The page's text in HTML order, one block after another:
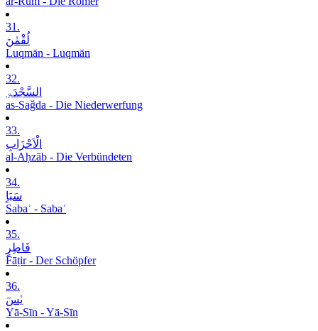
31.
لُقْمٰنَ
Luqmān - Luqmān
32.
السَّجْدَۃِ
as-Saǧda - Die Niederwerfung
33.
الْاَحْزَابِ
al-Aḥzāb - Die Verbündeten
34.
سَبَاٍ
Sabaʾ - Sabaʾ
35.
فَاطِرٍ
Fāṭir - Der Schöpfer
36.
یٰسٓ
Yā-Sīn - Yā-Sīn